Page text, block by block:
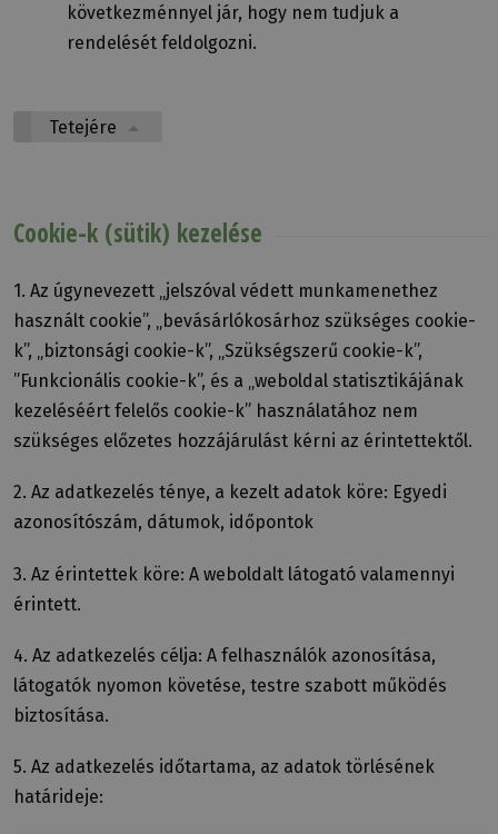
következménnyel jár, hogy nem tudjuk a
rendelését feldolgozni.
Tetejére
Cookie-k (sütik) kezelése
1. Az úgynevezett „jelszóval védett munkamenethez
használt cookie”, „bevásárlókosárhoz szükséges cookie-
k”, „biztonsági cookie-k”, „Szükségszerű cookie-k”,
”Funkcionális cookie-k”, és a „weboldal statisztikájának
kezeléséért felelős cookie-k” használatához nem
szükséges előzetes hozzájárulást kérni az érintettektől.
2. Az adatkezelés ténye, a kezelt adatok köre: Egyedi
azonosítószám, dátumok, időpontok
3. Az érintettek köre: A weboldalt látogató valamennyi
érintett.
4. Az adatkezelés célja: A felhasználók azonosítása,
látogatók nyomon követése, testre szabott működés
biztosítása.
5. Az adatkezelés időtartama, az adatok törlésének
határideje: